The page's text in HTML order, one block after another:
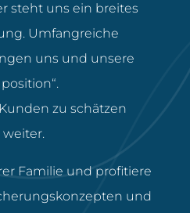
steht uns ein breites
Umfangreiche
uns und unsere
zu schätzen
Familie und profitiere
und